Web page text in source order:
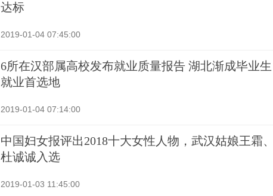
达标
2019-01-04 07:45:00
6所在汉部属高校发布就业质量报告 湖北渐成毕业生
就业首选地
2019-01-04 07:14:00
中国妇女报评出2018十大女性人物，武汉姑娘王霜、
杜诚诚入选
2019-01-03 11:45:00